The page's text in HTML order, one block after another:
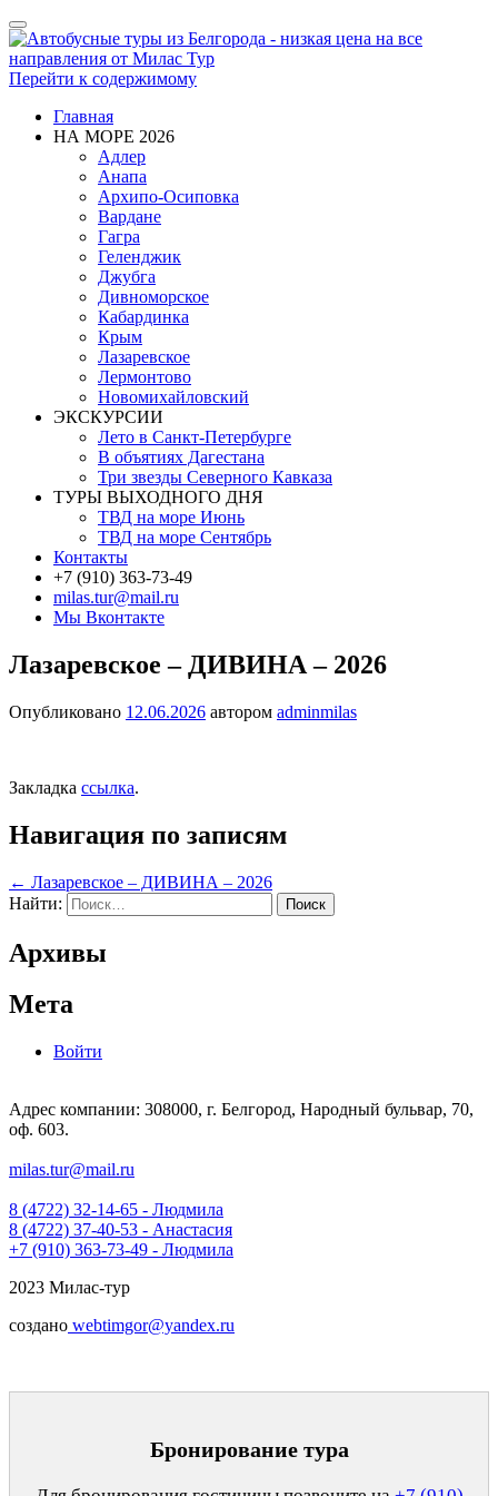
Показать/
Скрыть
навигацию
Перейти к содержимому
Главная
НА МОРЕ 2026
Адлер
Анапа
Архипо-Осиповка
Вардане
Гагра
Геленджик
Джубга
Дивноморское
Кабардинка
Крым
Лазаревское
Лермонтово
Новомихайловский
ЭКСКУРСИИ
Лето в Санкт-Петербурге
В объятиях Дагестана
Три звезды Северного Кавказа
ТУРЫ ВЫХОДНОГО ДНЯ
ТВД на море Июнь
ТВД на море Сентябрь
Контакты
+7 (910) 363-73-49
milas.tur@mail.ru
Мы Вконтакте
Лазаревское – ДИВИНА – 2026
Опубликовано 12.06.2026 автором adminmilas
Закладка ссылка.
Навигация по записям
← Лазаревское – ДИВИНА – 2026
Найти:
Архивы
Мета
Войти
Адрес компании: 308000, г. Белгород, Народный бульвар, 70,
оф. 603.
milas.tur@mail.ru
8 (4722) 32-14-65 - Людмила
8 (4722) 37-40-53 - Анастасия
+7 (910) 363-73-49 - Людмила
2023 Милас-тур
создано webtimgor@yandex.ru
Бронирование тура